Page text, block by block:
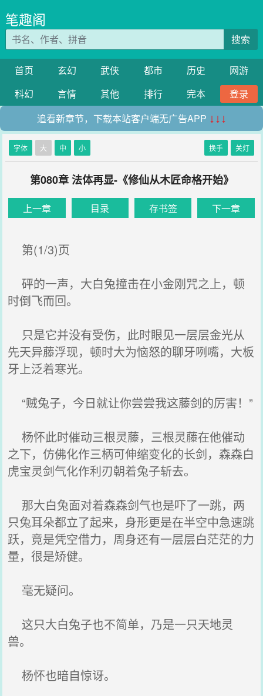
笔趣阁
搜索
首页 玄幻 武侠 都市 历史
网游
科幻
言情 其他 排行 完本
登录
追看新章节，下载本站客户端无广告APP ↓↓↓
字体 大 中 小 换手 关灯
第080章 法体再显-《修仙从木匠命格开始》
上一章 目录 存书签 下一章
第(1/3)页
砰的一声，大白兔撞击在小金刚咒之上，顿
时倒飞而回。
只是它并没有受伤，此时眼见一层层金光从
先天异藤浮现，顿时大为恼怒的聊牙咧嘴，大板
牙上泛着寒光。
“贼兔子，今日就让你尝尝我这藤剑的厉害！”
杨怀此时催动三根灵藤，三根灵藤在他催动
之下，仿佛化作三柄可伸缩变化的长剑，森森白
虎宝灵剑气化作利刃朝着兔子斩去。
那大白兔面对着森森剑气也是吓了一跳，两
只兔耳朵都立了起来，身形更是在半空中急速跳
跃，竟是凭空借力，周身还有一层层白茫茫的力
量，很是矫健。
毫无疑问。
这只大白兔子也不简单，乃是一只天地灵
兽。
杨怀也暗自惊讶。